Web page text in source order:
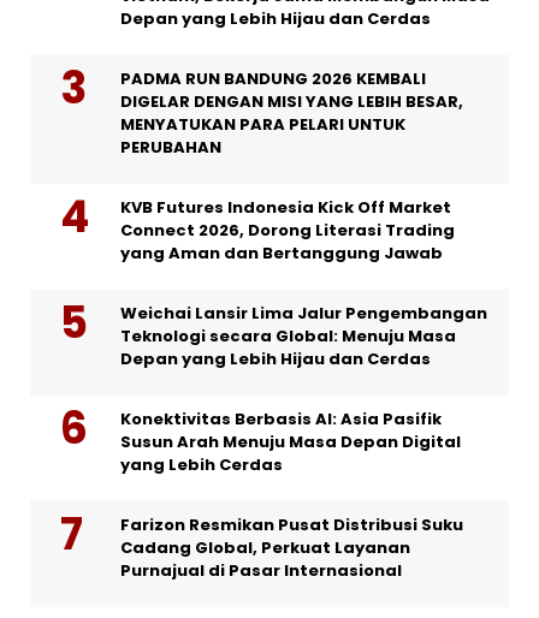
Depan yang Lebih Hijau dan Cerdas
PADMA RUN BANDUNG 2026 KEMBALI
DIGELAR DENGAN MISI YANG LEBIH BESAR,
MENYATUKAN PARA PELARI UNTUK
PERUBAHAN
KVB Futures Indonesia Kick Off Market
Connect 2026, Dorong Literasi Trading
yang Aman dan Bertanggung Jawab
Weichai Lansir Lima Jalur Pengembangan
Teknologi secara Global: Menuju Masa
Depan yang Lebih Hijau dan Cerdas
Konektivitas Berbasis AI: Asia Pasifik
Susun Arah Menuju Masa Depan Digital
yang Lebih Cerdas
Farizon Resmikan Pusat Distribusi Suku
Cadang Global, Perkuat Layanan
Purnajual di Pasar Internasional